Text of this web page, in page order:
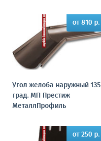
от 810 р.
Угол желоба наружный 135
град. МП Престиж
МеталлПрофиль
от 250 р.